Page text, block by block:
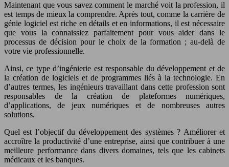
Maintenant que vous savez comment le marché voit la profession, il
est temps de mieux la comprendre. Après tout, comme la carrière de
génie logiciel est riche en détails et en informations, il est nécessaire
que vous la connaissiez parfaitement pour vous aider dans le
processus de décision pour le choix de la formation ; au-delà de
votre vie professionnelle.
Ainsi, ce type d’ingénierie est responsable du développement et de
la création de logiciels et de programmes liés à la technologie. En
d’autres termes, les ingénieurs travaillant dans cette profession sont
responsables de la création de plateformes numériques,
d’applications, de jeux numériques et de nombreuses autres
solutions.
Quel est l’objectif du développement des systèmes ? Améliorer et
accroître la productivité d’une entreprise, ainsi que contribuer à une
meilleure performance dans divers domaines, tels que les cabinets
médicaux et les banques.